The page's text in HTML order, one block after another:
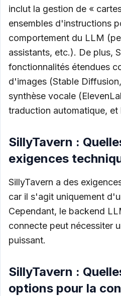
inclut la gestion de «
ensembles d'instructions
comportement du LLM
assistants, etc.). De plus,
fonctionnalités étendues
d'images (Stable
synthèse vocale
traduction automatique, et
SillyTavern :
exigences
SillyTavern a des
car il s'agit uniquement
Cependant, le backend
connecte peut nécessiter
puissant.
SillyTavern :
options pour la